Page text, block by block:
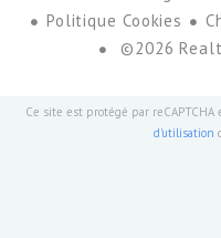
Politique Cookies
©2026
Ce site est protégé par reCAPTCHA
d'utilisation